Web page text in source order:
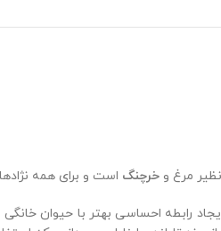
مرغ و خرچنگ است و برای همه
رابطه احساسی بهتر با حیوان